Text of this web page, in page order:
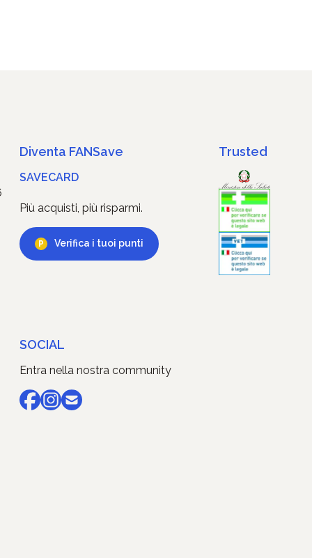
Diventa FANSave
SAVECARD
Più acquisti, più risparmi.
Verifica i tuoi punti
SOCIAL
Entra nella nostra community
Trusted